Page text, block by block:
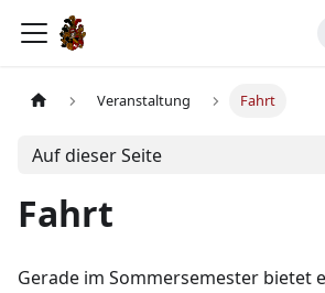
Veranstaltung Fahrt
Auf dieser Seite
Fahrt
Gerade im Sommersemester bietet